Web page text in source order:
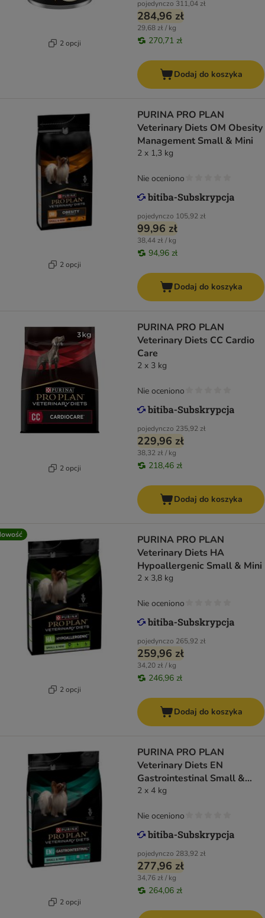
2 opcji
pojedynczo 311,04 zł
284,96 zł
29,68 zł / kg
270,71 zł
Dodaj do koszyka
2 opcji
PURINA PRO PLAN
Veterinary Diets OM Obesity
Management Small & Mini
2 x 1,3 kg
pojedynczo 105,92 zł
99,96 zł
38,44 zł / kg
94,96 zł
Nie oceniono
Dodaj do koszyka
2 opcji
PURINA PRO PLAN
Veterinary Diets CC Cardio
Care
2 x 3 kg
pojedynczo 235,92 zł
229,96 zł
38,32 zł / kg
218,46 zł
Nie oceniono
Dodaj do koszyka
2 opcji
PURINA PRO PLAN
Veterinary Diets HA
Hypoallergenic Small & Mini
2 x 3,8 kg
pojedynczo 265,92 zł
259,96 zł
34,20 zł / kg
246,96 zł
Nie oceniono
Dodaj do koszyka
2 opcji
PURINA PRO PLAN
Veterinary Diets EN
Gastrointestinal Small &
Mini
2 x 4 kg
pojedynczo 283,92 zł
277,96 zł
34,76 zł / kg
264,06 zł
Nie oceniono